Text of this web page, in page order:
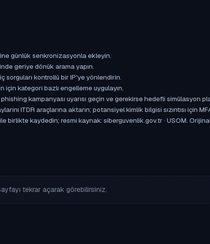
günlük senkronizasyonla ekleyin.
geriye dönük arama yapın.
sorguları kontrollü bir IP'ye yönlendirin.
kategori bazlı engelleme uygulayın.
kampanyası uyarısı geçin ve gerekirse hedefli simülasyon
ITDR araçlarına aktarın; potansiyel kimlik bilgisi sızıntısı için
birlikte kaydedin; resmi kaynak: siberguvenlik.gov.tr · USOM.
tekrar açarak görebilirsiniz.